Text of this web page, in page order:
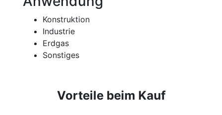
Konstruktion
Industrie
Erdgas
Sonstiges
Vorteile beim Kauf